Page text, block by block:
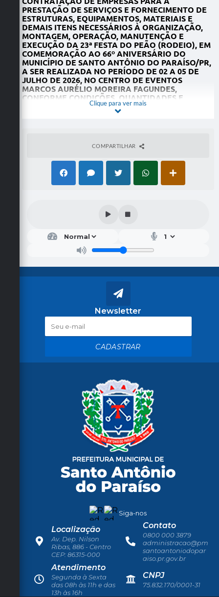
PRESTAÇÃO DE SERVIÇOS E FORNECIMENTO DE
ESTRUTURAS, EQUIPAMENTOS, MATERIAIS E
DEMAIS ITENS NECESSÁRIOS À ORGANIZAÇÃO,
MONTAGEM, OPERAÇÃO, MANUTENÇÃO E
EXECUÇÃO DA 23ª FESTA DO PEÃO (RODEIO), EM
COMEMORAÇÃO AO 66º ANIVERSÁRIO DO
MUNICÍPIO DE SANTO ANTÔNIO DO PARAÍSO/PR,
A SER REALIZADA NO PERÍODO DE 02 A 05 DE
JULHO DE 2026, NO CENTRO DE EVENTOS
MARCOS AURÉLIO MOREIRA FAGUNDES,
CONFORME CONDIÇÕES, QUANTIDADES E
EXIGÊNCIAS ESTABELECIDAS NO PROCESSO, EM
ATENDIMENTO AO DOCUMENTO DE
Clique para ver mais
COMPARTILHAR
Newsletter
CADASTRAR
Siga-nos
Localização
Av. Dep. Nilson
Ribas, 886 - Centro
CEP: 86315-000
Contato
0800 000 3879
administracao@pm
santoantoniodopar
aiso.pr.gov.br
Atendimento
Segunda à Sexta
das 08h às 11h e das
13h às 16h
CNPJ
75.832.170/0001-31